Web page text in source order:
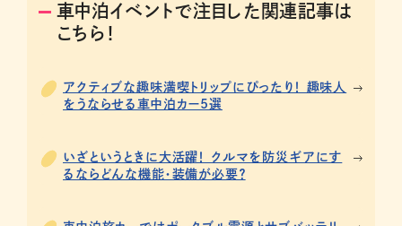
車中泊イベントで注目した関連記事は
こちら！
アクティブな趣味満喫トリップにぴったり！ 趣味人
をうならせる車中泊カー5選
いざというときに大活躍！ クルマを防災ギアにす
るならどんな機能・装備が必要？